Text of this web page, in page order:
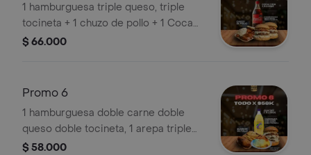
1 hamburguesa triple queso, triple
tocineta + 1 chuzo de pollo + 1 Coca
Cola 1.5 litros.
$ 66.000
Promo 6
1 hamburguesa doble carne doble
queso doble tocineta, 1 arepa triple
queso triple tocineta, 1 bombon de
$ 58.000